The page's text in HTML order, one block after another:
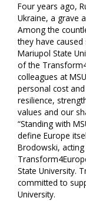
Four years ago,
Ukraine, a grave
Among the
they have
Mariupol State
of the
colleagues at
personal cost
resilience,
values and our
“Standing with
define Europe
Brodowski,
State University.
committed to
University.